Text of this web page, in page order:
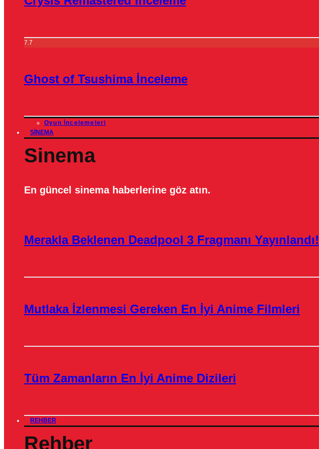
7.7
Ghost of Tsushima İnceleme
Oyun İncelemeleri
SINEMA
Sinema
En güncel sinema haberlerine göz atın.
Merakla Beklenen Deadpool 3 Fragmanı Yayınlandı!
Mutlaka İzlenmesi Gereken En İyi Anime Filmleri
Tüm Zamanların En İyi Anime Dizileri
REHBER
Rehber